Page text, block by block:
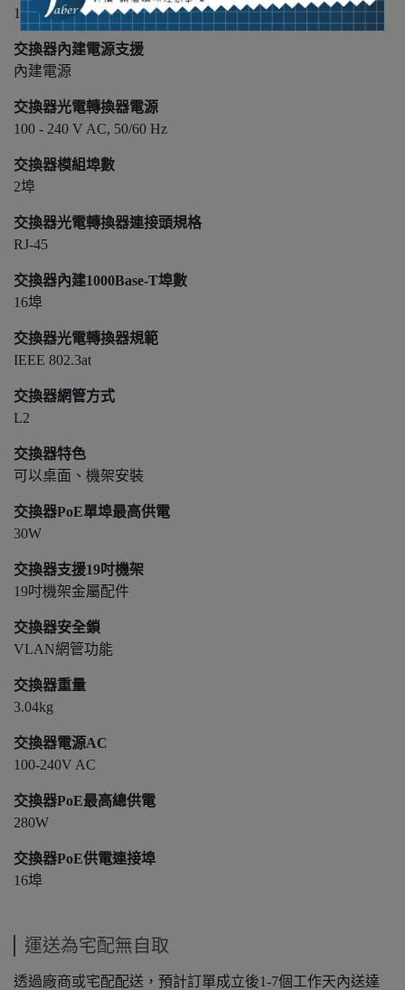
19 吋機架
交換器內建電源支援
內建電源
交換器光電轉換器電源
100 - 240 V AC, 50/60 Hz
交換器模組埠數
2埠
交換器光電轉換器連接頭規格
RJ-45
交換器內建1000Base-T埠數
16埠
交換器光電轉換器規範
IEEE 802.3at
交換器網管方式
L2
交換器特色
可以桌面、機架安裝
交換器PoE單埠最高供電
30W
交換器支援19吋機架
19吋機架金屬配件
交換器安全鎖
VLAN網管功能
交換器重量
3.04kg
交換器電源AC
100-240V AC
交換器PoE最高總供電
280W
交換器PoE供電連接埠
16埠
運送為宅配無自取
透過廠商或宅配配送，預計訂單成立後1-7個工作天內送達